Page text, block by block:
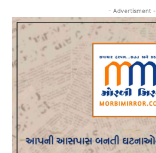
- Advertisment -